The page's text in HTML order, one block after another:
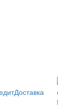
Доставка